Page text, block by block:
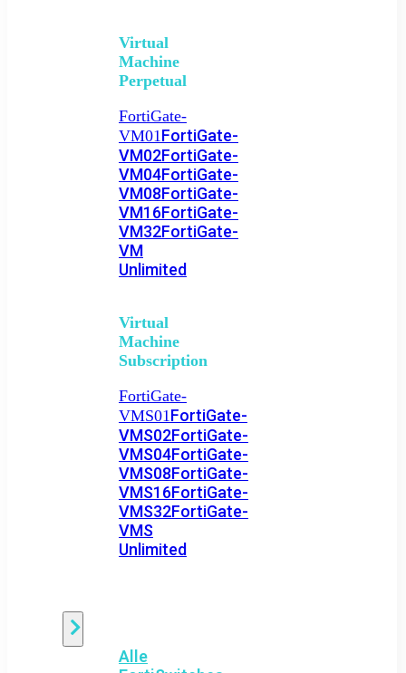
Virtual
Machine
Perpetual
FortiGate-
VM01FortiGate-
VM02FortiGate-
VM04FortiGate-
VM08FortiGate-
VM16FortiGate-
VM32FortiGate-
VM
Unlimited
Virtual
Machine
Subscription
FortiGate-
VMS01FortiGate-
VMS02FortiGate-
VMS04FortiGate-
VMS08FortiGate-
VMS16FortiGate-
VMS32FortiGate-
VMS
Unlimited
Alle